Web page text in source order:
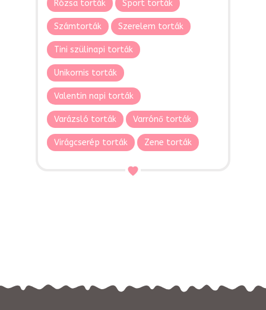
Rózsa torták Sport torták
Számtorták Szerelem torták
Tini szülinapi torták
Unikornis torták
Valentin napi torták
Varázsló torták Varrónő torták
Virágcserép torták Zene torták